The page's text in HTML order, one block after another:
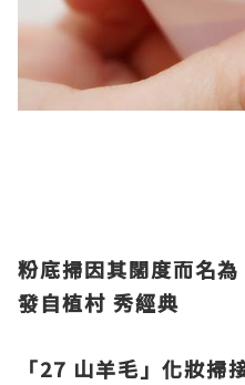
粉底掃因其闊度而名為
發自植村 秀經典
「27 山羊毛」化妝掃